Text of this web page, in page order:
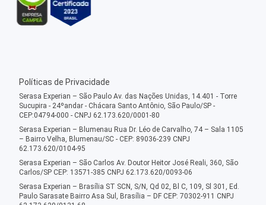
Políticas de Privacidade
Serasa Experian – São Paulo Av. das Nações Unidas, 14.401 - Torre
Sucupira - 24ºandar - Chácara Santo Antônio, São Paulo/SP -
CEP:04794-000 - CNPJ 62.173.620/0001-80
Serasa Experian – Blumenau Rua Dr. Léo de Carvalho, 74 – Sala 1105
– Bairro Velha, Blumenau/SC - CEP: 89036-239 CNPJ
62.173.620/0104-95
Serasa Experian – São Carlos Av. Doutor Heitor José Reali, 360, São
Carlos/SP CEP: 13571-385 CNPJ 62.173.620/0093-06
Serasa Experian – Brasília ST SCN, S/N, Qd 02, Bl C, 109, Sl 301, Ed.
Paulo Sarasate Bairro Asa Sul, Brasília – DF CEP: 70302-911 CNPJ